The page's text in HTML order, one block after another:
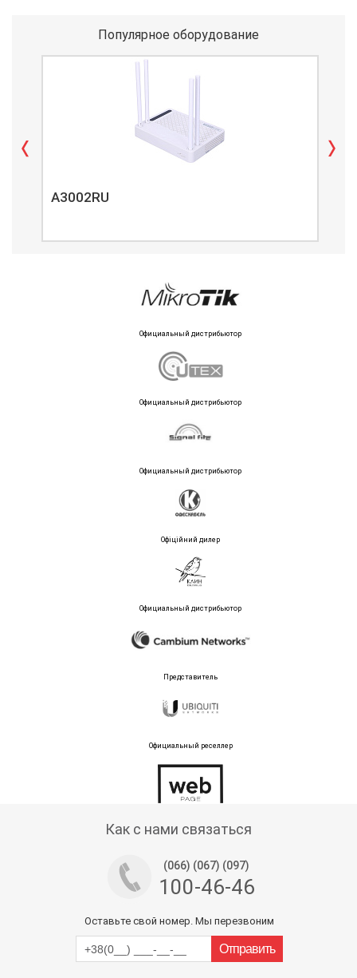
Популярное оборудование
A3002RU
Официальный дистрибьютор
Официальный дистрибьютор
Официальный дистрибьютор
Офіційний дилер
Официальный дистрибьютор
Представитель
Официальный реселлер
Как с нами связаться
(066) (067) (097)
100-46-46
Оставьте свой номер. Мы перезвоним